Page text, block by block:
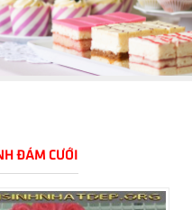
ĐÁM CƯỚI